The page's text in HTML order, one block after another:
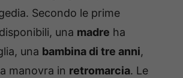
Secondo le prime
una madre ha
una bambina di tre anni,
manovra in retromarcia. Le